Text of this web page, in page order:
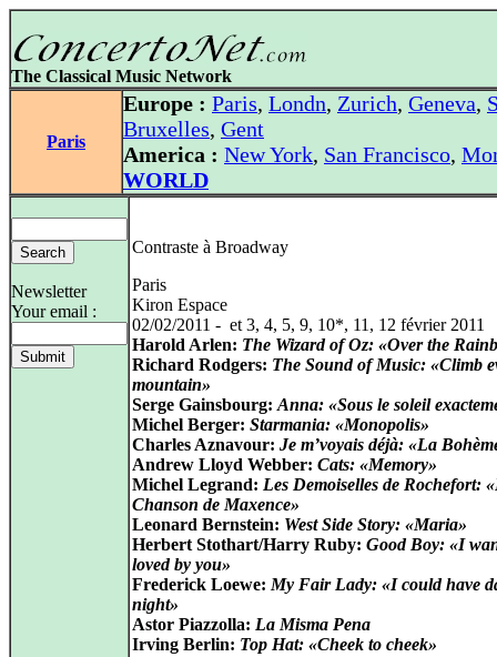
The Classical Music Network
Paris
Europe : Paris, Londn, Zurich, Geneva,
Bruxelles, Gent
America : New York, San Francisco,
WORLD
Newsletter
Your email :
Contraste à Broadway
Paris
Kiron Espace
02/02/2011 - et 3, 4, 5, 9, 10*, 11, 12 février 2011
Harold Arlen: The Wizard of Oz: «Over the
Richard Rodgers: The Sound of Music: «Climb
mountain»
Serge Gainsbourg: Anna: «Sous le soleil
Michel Berger: Starmania: «Monopolis»
Charles Aznavour: Je m’voyais déjà: «La
Andrew Lloyd Webber: Cats: «Memory»
Michel Legrand: Les Demoiselles de Rochefort:
Chanson de Maxence»
Leonard Bernstein: West Side Story: «Maria»
Herbert Stothart/Harry Ruby: Good Boy: «I
loved by you»
Frederick Loewe: My Fair Lady: «I could have
night»
Astor Piazzolla: La Misma Pena
Irving Berlin: Top Hat: «Cheek to cheek»